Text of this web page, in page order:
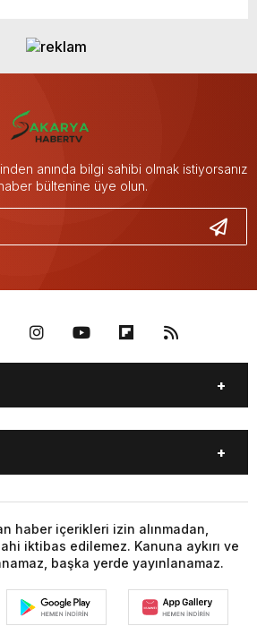
anında bilgi sahibi olmak istiyorsanız
bültenine üye olun.
SEKTÖR ÖZEL
SPOR
SİYASET
SPOR
haber içerikleri izin alınmadan,
iktibas edilemez. Kanuna aykırı ve
başka yerde yayınlanamaz.